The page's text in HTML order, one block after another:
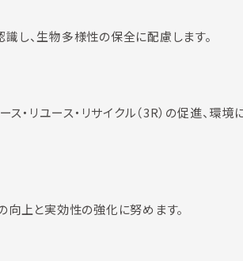
し、生物多様性の保全に配慮します。
・リユース・リサイクル（3R）の促進、環境
上と実効性の強化に努めます。